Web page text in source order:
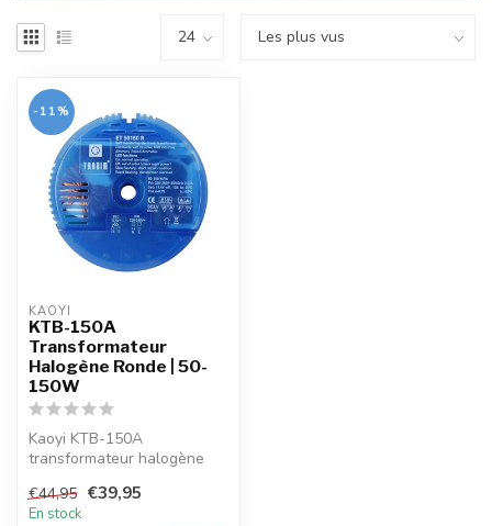
-11%
KAOYI
KTB-150A
Transformateur
Halogène Ronde | 50-
150W
Kaoyi KTB-150A
transformateur halogène
pour les lampes...
€44,95 €39,95
En stock